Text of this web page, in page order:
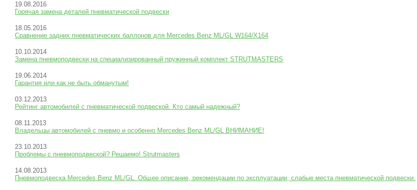
19.08.2016
Горячая замена деталей пневматической подвески
18.05.2016
Сравнение задних пневматических баллонов для Mercedes Benz ML/GL W164/X164
10.10.2014
Замена пневмоподвески на специализированный пружинный комплект STRUTMASTERS
19.06.2014
Гарантия или как не быть обманутым!
03.12.2013
Рейтинг автомобилей с пневматической подвеской. Кто самый надежный?
08.11.2013
Владельцы автомобилей с пневмо и особенно Mercedes Benz ML/GL ВНИМАНИЕ!
23.10.2013
Проблемы с пневмоподвеской? Решаемо! Strutmasters
14.08.2013
Пневмоподвеска Mercedes Benz ML/GL. Общее описание, рекомендации по эксплуатации, слабые места пневматической подвески.